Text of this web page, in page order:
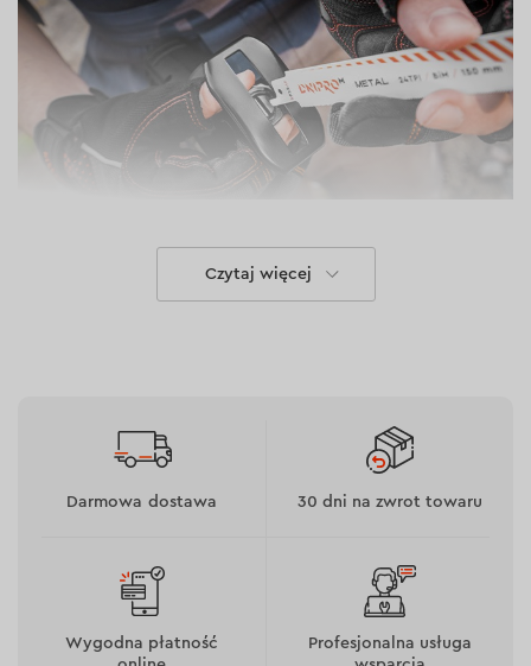
Łatwość użytkowania
trzymana na wysokości i obsługiwana jedną ręką, a także
może być używana do docierania do trudno dostępnych
Czytaj więcej
Darmowa dostawa 30 dni na zwrot towaru
Wygodna płatność
Profesjonalna usługa